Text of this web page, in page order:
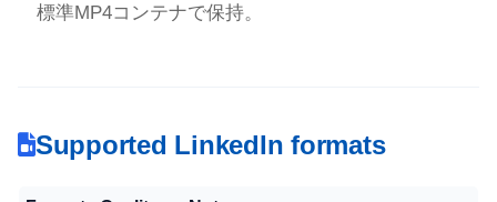
標準MP4コンテナで保持。
Supported LinkedIn formats